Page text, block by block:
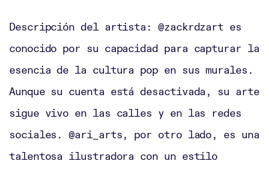
Descripción del artista: @zackrdzart es
conocido por su capacidad para capturar la
esencia de la cultura pop en sus murales.
Aunque su cuenta está desactivada, su arte
sigue vivo en las calles y en las redes
sociales. @ari_arts, por otro lado, es una
talentosa ilustradora con un estilo